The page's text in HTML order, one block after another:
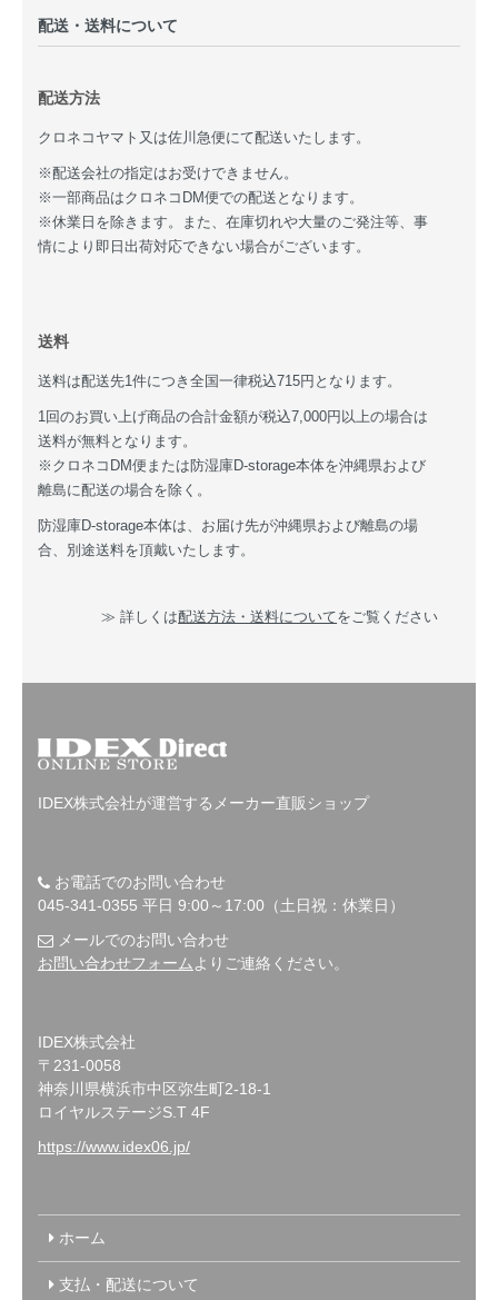
配送・送料について
配送方法
クロネコヤマト又は佐川急便にて配送いたします。
※配送会社の指定はお受けできません。
※一部商品はクロネコDM便での配送となります。
※休業日を除きます。また、在庫切れや大量のご発注等、事
情により即日出荷対応できない場合がございます。
送料
送料は配送先1件につき全国一律税込715円となります。
1回のお買い上げ商品の合計金額が税込7,000円以上の場合は
送料が無料となります。
※クロネコDM便または防湿庫D-storage本体を沖縄県および
離島に配送の場合を除く。
防湿庫D-storage本体は、お届け先が沖縄県および離島の場
合、別途送料を頂戴いたします。
≫ 詳しくは配送方法・送料についてをご覧ください
IDEX株式会社が運営するメーカー直販ショップ
お電話でのお問い合わせ
045-341-0355 平日 9:00～17:00（土日祝：休業日）
メールでのお問い合わせ
お問い合わせフォーム よりご連絡ください。
IDEX株式会社
〒231-0058
神奈川県横浜市中区弥生町2-18-1
ロイヤルステージS.T 4F
https://www.idex06.jp/
ホーム
支払・配送について